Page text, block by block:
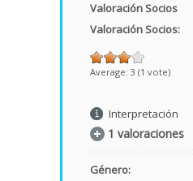
Valoración Socios
Valoración Socios:
Average: 3 (1 vote)
Interpretación
1 valoraciones
Género: